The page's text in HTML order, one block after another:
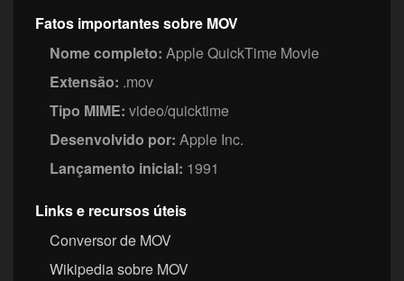
Fatos importantes sobre MOV
Nome completo: Apple QuickTime Movie
Extensão: .mov
Tipo MIME: video/quicktime
Desenvolvido por: Apple Inc.
Lançamento inicial: 1991
Links e recursos úteis
Conversor de MOV
Wikipedia sobre MOV